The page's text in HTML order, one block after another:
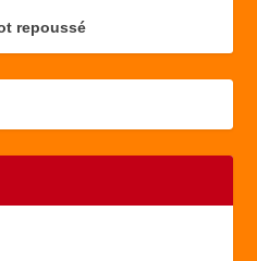
repoussé